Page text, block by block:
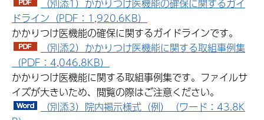
（別添1）かかりつけ医機能の確保に関するガイ
ドライン（PDF：1,920.6KB）
かかりつけ医機能の確保に関するガイドラインです。
（別添2）かかりつけ医機能に関する取組事例集
（PDF：4,046.8KB）
かかりつけ医機能に関する取組事例集です。ファイルサ
イズが大きいため、閲覧の際はご注意ください。
（別添3）院内掲示様式（例）（ワード：43.8K